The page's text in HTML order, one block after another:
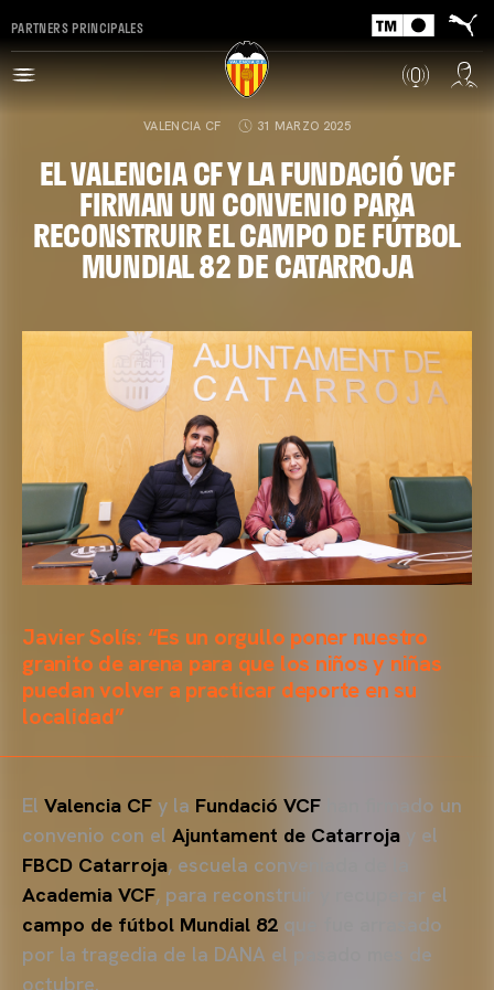
PARTNERS PRINCIPALES
VALENCIA CF 31 MARZO 2025
EL VALENCIA CF Y LA FUNDACIÓ VCF
FIRMAN UN CONVENIO PARA
RECONSTRUIR EL CAMPO DE FÚTBOL
MUNDIAL 82 DE CATARROJA
Javier Solís: “Es un orgullo poner nuestro
granito de arena para que los niños y niñas
puedan volver a practicar deporte en su
localidad”
El Valencia CF y la Fundació VCF han firmado un
convenio con el Ajuntament de Catarroja
y el
FBCD Catarroja, escuela conveniada de la
Academia VCF, para reconstruir y recuperar el
campo de fútbol Mundial 82 que fue arrasado
por la tragedia de la DANA el pasado mes de
octubre.